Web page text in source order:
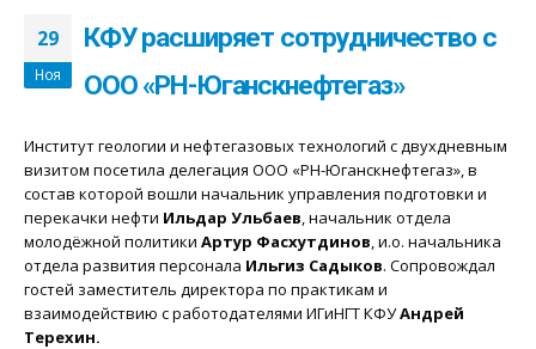
29
Ноя
КФУ расширяет сотрудничество с
ООО «РН-Юганскнефтегаз»
Институт геологии и нефтегазовых технологий с двухдневным
визитом посетила делегация ООО «РН-Юганскнефтегаз», в
состав которой вошли начальник управления подготовки и
перекачки нефти Ильдар Ульбаев , начальник отдела
молодёжной политики Артур Фасхутдинов , и.о. начальника
отдела развития персонала Ильгиз Садыков. Сопровождал
гостей заместитель директора по практикам и
взаимодействию с работодателями ИГиНГТ КФУАндрей
Терехин.